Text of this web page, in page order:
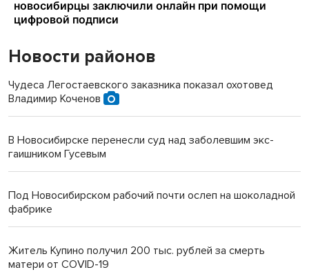
Новости районов
Чудеса Легостаевского заказника показал охотовед
Владимир Коченов
В Новосибирске перенесли суд над заболевшим экс-
гаишником Гусевым
Под Новосибирском рабочий почти ослеп на шоколадной
фабрике
Житель Купино получил 200 тыс. рублей за смерть
матери от COVID-19